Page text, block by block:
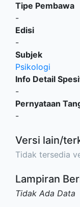
Tipe Pembawa
-
Edisi
-
Subjek
Psikologi
Info Detail
-
Pernyataan
-
Versi lain/
Tidak tersedia
Lampiran
Tidak Ada Data